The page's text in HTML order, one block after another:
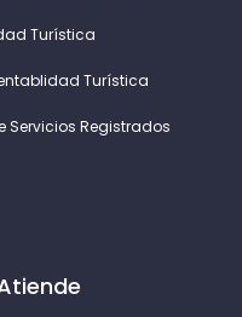
Turística
Turística
Servicios Registrados